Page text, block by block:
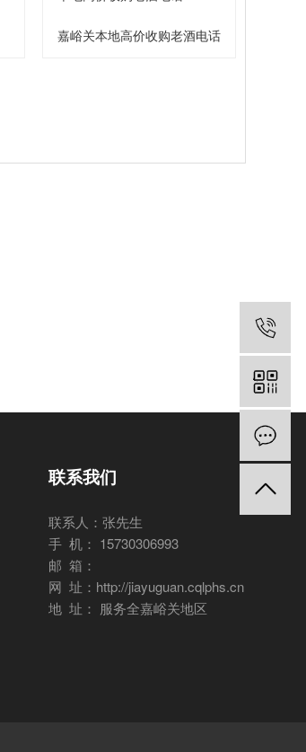
嘉峪关本地高价收购老酒电话
联系我们
联系人：张先生
手 机： 15730306993
邮 箱：
网 址：http://jiayuguan.cqlphs.cn
地 址： 服务全嘉峪关地区